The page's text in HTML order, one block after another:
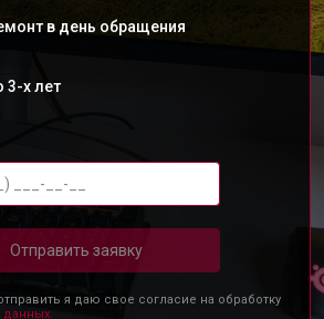
в день обращения
3-х лет
Отправить заявку
я даю свое согласие на обработку
данных.